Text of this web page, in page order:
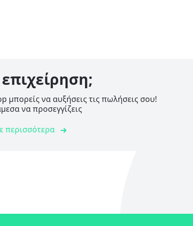
μπορείς να αυξήσεις τις πωλήσεις σου!
να προσεγγίζεις
περισσότερα